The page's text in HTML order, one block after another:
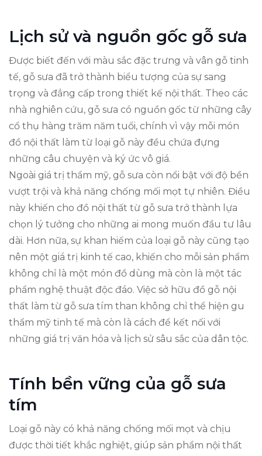
Lịch sử và nguồn gốc gỗ sưa
Được biết đến với màu sắc đặc trưng và vân gỗ tinh
tế, gỗ sưa đã trở thành biểu tượng của sự sang
trọng và đẳng cấp trong thiết kế nội thất. Theo các
nhà nghiên cứu, gỗ sưa có nguồn gốc từ những cây
cổ thụ hàng trăm năm tuổi, chính vì vậy mỗi món
đồ nội thất làm từ loại gỗ này đều chứa đựng
những câu chuyện và ký ức vô giá.
Ngoài giá trị thẩm mỹ, gỗ sưa còn nổi bật với độ bền
vượt trội và khả năng chống mối mọt tự nhiên. Điều
này khiến cho đồ nội thất từ gỗ sưa trở thành lựa
chọn lý tưởng cho những ai mong muốn đầu tư lâu
dài. Hơn nữa, sự khan hiếm của loại gỗ này cũng tạo
nên một giá trị kinh tế cao, khiến cho mỗi sản phẩm
không chỉ là một món đồ dùng mà còn là một tác
phẩm nghệ thuật độc đáo. Việc sở hữu đồ gỗ nội
thất làm từ gỗ sưa tím than không chỉ thể hiện gu
thẩm mỹ tinh tế mà còn là cách để kết nối với
những giá trị văn hóa và lịch sử sâu sắc của dân tộc.
Tính bền vững của gỗ sưa
tím
Loại gỗ này có khả năng chống mối mọt và chịu
được thời tiết khắc nghiệt, giúp sản phẩm nội thất